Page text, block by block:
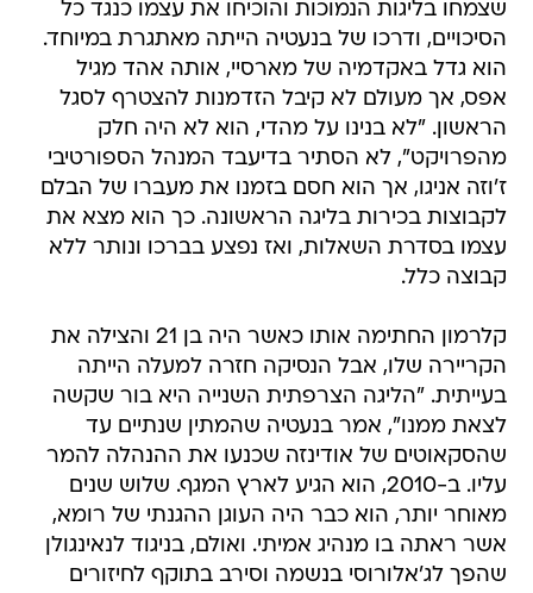
שצמחו בליגות הנמוכות והוכיחו את עצמו כנגד כל
הסיכויים, ודרכו של בנעטיה הייתה מאתגרת במיוחד.
הוא גדל באקדמיה של מארסיי, אותה אהד מגיל
אפס, אך מעולם לא קיבל הזדמנות להצטרף לסגל
הראשון. "לא בנינו על מהדי, הוא לא היה חלק
מהפרויקט", לא הסתיר בדיעבד המנהל הספורטיבי
ז'וזה אניגו, אך הוא חסם בזמנו את מעברו של הבלם
לקבוצות בכירות בליגה הראשונה. כך הוא מצא את
עצמו בסדרת השאלות, ואז נפצע בברכו ונותר ללא
קבוצה כלל.
קלרמון החתימה אותו כאשר היה בן 21 והצילה את
הקריירה שלו, אבל הנסיקה חזרה למעלה הייתה
בעייתית. "הליגה הצרפתית השנייה היא בור שקשה
לצאת ממנו", אמר בנעטיה שהמתין שנתיים עד
שהסקאוטים של אודינזה שכנעו את ההנהלה להמר
עליו. ב-2010, הוא הגיע לארץ המגף. שלוש שנים
מאוחר יותר, הוא כבר היה העוגן ההגנתי של רומא,
אשר ראתה בו מנהיג אמיתי. ואולם, בניגוד לנאינגולן
שהפך לג'אלורוסי בנשמה וסירב בתוקף לחיזורים